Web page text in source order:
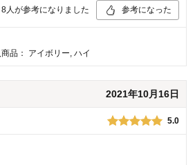
8人が参考になりました 参考になった
品： アイボリー, ハイ
2021年10月16日
5.0